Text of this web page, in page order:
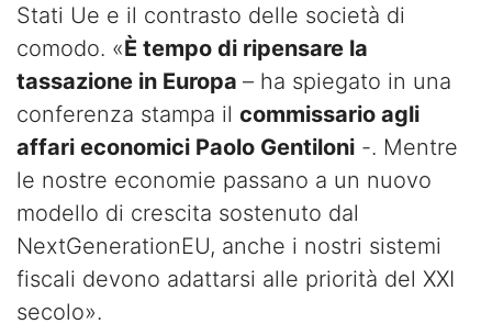
Stati Ue e il contrasto delle società di
comodo. «È tempo di ripensare la
tassazione in Europa – ha spiegato in una
conferenza stampa il commissario agli
affari economici Paolo Gentiloni -. Mentre
le nostre economie passano a un nuovo
modello di crescita sostenuto dal
NextGenerationEU, anche i nostri sistemi
fiscali devono adattarsi alle priorità del XXI
secolo».